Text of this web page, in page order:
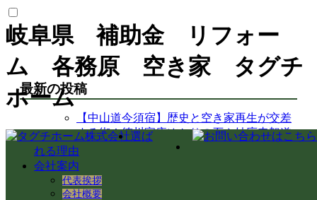
岐阜県 補助金 リフォー
ム 各務原 空き家 タグチ
ホーム
選ば
れる理由
会社案内
代表挨拶
会社概要
最新の投稿
【中山道今須宿】歴史と空き家再生が交差
する街！徳川家康ゆかりの石や妙応寺架道
橋を巡る
【空き家から空き家へ】家具レスキューで
地域おこし協力隊の新生活＆民泊活用を支
援！